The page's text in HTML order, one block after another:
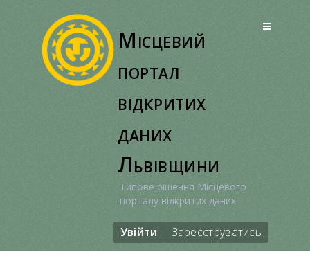
Місцевий
портал
відкритих
даних
Львівщини
Типове рішення Місцевого
порталу відкритих даних
Увійти Зареєструватись